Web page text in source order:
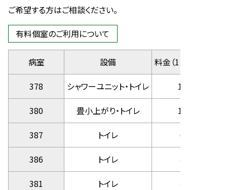
ご希望する方はご相談ください。
有料個室のご利用について
病室 設備
料金（1日あたり・税
378
シャワーユニット・トイレ
11,000円
380
畳小上がり・トイレ
11,000円
387
トイレ
6,600円
386
トイレ
4,400円
381
トイレ
4,400円